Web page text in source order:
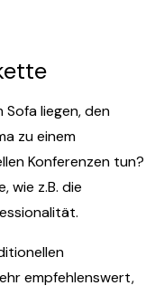
Sofa liegen, den
zu einem
Konferenzen tun?
wie z.B. die
empfehlenswert,